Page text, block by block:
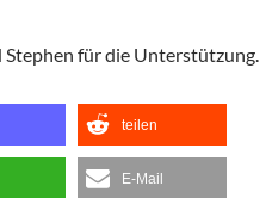
Stephen für die Unterstützung.
teilen
E-Mail